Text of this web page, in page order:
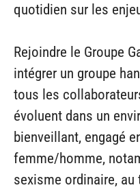
quotidien sur les
Rejoindre le Groupe
intégrer un groupe
tous les
évoluent dans un
bienveillant, engagé
femme/homme,
sexisme ordinaire, au